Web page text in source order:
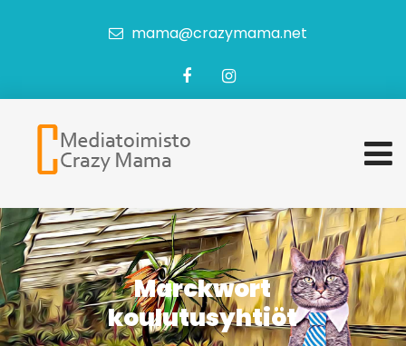
mama@crazymama.net
Marckwort
koulutusyhtiöt